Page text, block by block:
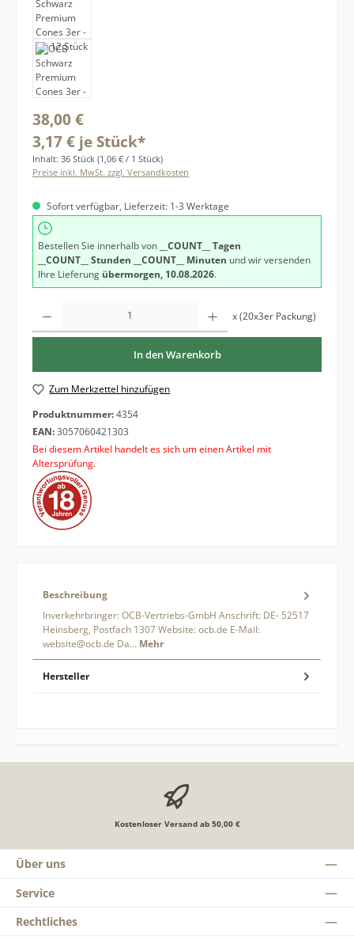
Regulärer Preis:
38,00 €
3,17 € je Stück*
Inhalt: 36 Stück (1,06 € / 1 Stück)
Preise inkl. MwSt. zzgl. Versandkosten
Sofort verfügbar, Lieferzeit: 1-3 Werktage
Bestellen Sie innerhalb von
__COUNT__ Tagen
__COUNT__ Stunden
__COUNT__ Minuten und wir versenden
Ihre Lieferung übermorgen, 10.08.2026.
x (20x3er Packung)
In den Warenkorb
Zum Merkzettel hinzufügen
Produktnummer:4354
EAN:3057060421303
Bei diesem Artikel handelt es sich um einen Artikel mit
Altersprüfung.
Beschreibung
Inverkehrbringer: OCB-Vertriebs-GmbH Anschrift: DE- 52517
Heinsberg, Postfach 1307 Website: ocb.de E-Mail:
website@ocb.de Da… Mehr
Hersteller
Kostenloser Versand ab 50,00 €
Über uns
Service
Rechtliches